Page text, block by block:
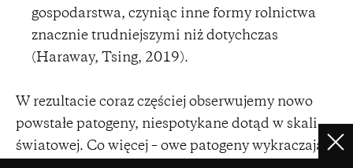
gospodarstwa, czyniąc inne formy rolnictwa
znacznie trudniejszymi niż dotychczas
(Haraway, Tsing, 2019).
W rezultacie coraz częściej obserwujemy nowo
powstałe patogeny, niespotykane dotąd w skali
światowej. Co więcej – owe patogeny wykraczają